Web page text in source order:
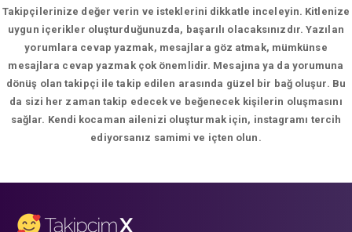
Takipçilerinize değer verin ve isteklerini dikkatle inceleyin. Kitlenize
uygun içerikler oluşturduğunuzda, başarılı olacaksınızdır. Yazılan
yorumlara cevap yazmak, mesajlara göz atmak, mümkünse
mesajlara cevap yazmak çok önemlidir. Mesajına ya da yorumuna
dönüş olan takipçi ile takip edilen arasında güzel bir bağ oluşur. Bu
da sizi her zaman takip edecek ve beğenecek kişilerin oluşmasını
sağlar. Kendi kocaman ailenizi oluşturmak için, instagramı tercih
ediyorsanız samimi ve içten olun.